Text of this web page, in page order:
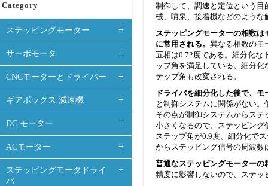
Category
ステッピングモーター
サーボモータ
CNCモーターとドライバー
ギアボックス 減速機
DC モーター
ACモーター
ステッピングモータドライ
バ
制御して、調速と定位という
械、噴泉、接着機などのよう
ステッピングモーターの相数
に常用される。 異なる相数のモ
五相は0.72度である。細分化な
ップ角を満足している。細分
テップ角も改変される。
ドライバを細分化した後で、
と制御システムに関係がない
その点が制御システムからス
小さくなるので、ステッピン
ステップ角が0.9度、細分化で
からステッピング信号の周波
普通なステッピングモーター
精度に影響しないので、ステ